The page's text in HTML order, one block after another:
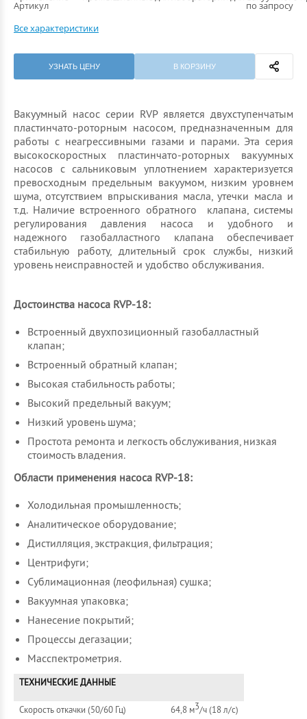
Артикул
по запросу
Все характеристики
УЗНАТЬ ЦЕНУ В КОРЗИНУ
Вакуумный насос серии RVP является двухступенчатым
пластинчато-роторным насосом, предназначенным для
работы с неагрессивными газами и парами. Эта серия
высокоскоростных пластинчато-роторных вакуумных
насосов с сальниковым уплотнением характеризуется
превосходным предельным вакуумом, низким уровнем
шума, отсутствием впрыскивания масла, утечки масла и
т.д. Наличие встроенного обратного клапана, системы
регулирования давления насоса и удобного и
надежного газобалластного клапана обеспечивает
стабильную работу, длительный срок службы, низкий
уровень неисправностей и удобство обслуживания.
Достоинства насоса RVP-18:
Встроенный двухпозиционный газобалластный
клапан;
Встроенный обратный клапан;
Высокая стабильность работы;
Высокий предельный вакуум;
Низкий уровень шума;
Простота ремонта и легкость обслуживания, низкая
стоимость владения.
Области применения насоса RVP-18:
Холодильная промышленность;
Аналитическое оборудование;
Дистилляция, экстракция, фильтрация;
Центрифуги;
Сублимационная (леофильная) сушка;
Вакуумная упаковка;
Нанесение покрытий;
Процессы дегазации;
Масспектрометрия.
ТЕХНИЧЕСКИЕ ДАННЫЕ
Скорость откачки (50/60 Гц) 64,8 м3/ч (18 л/с)